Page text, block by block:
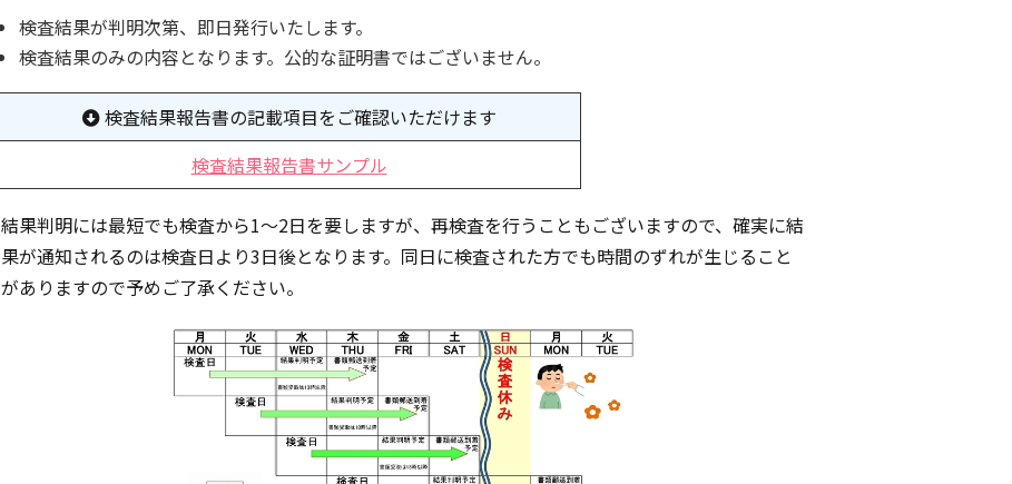
検査結果が判明次第、即日発行いたします。
検査結果のみの内容となります。公的な証明書ではございません。
検査結果報告書の記載項目をご確認いただけます
検査結果報告書サンプル
結果判明には最短でも検査から1～2日を要しますが、再検査を行うこともございますので、確実に結
果が通知されるのは検査日より3日後となります。同日に検査された方でも時間のずれが生じること
がありますので予めご了承ください。